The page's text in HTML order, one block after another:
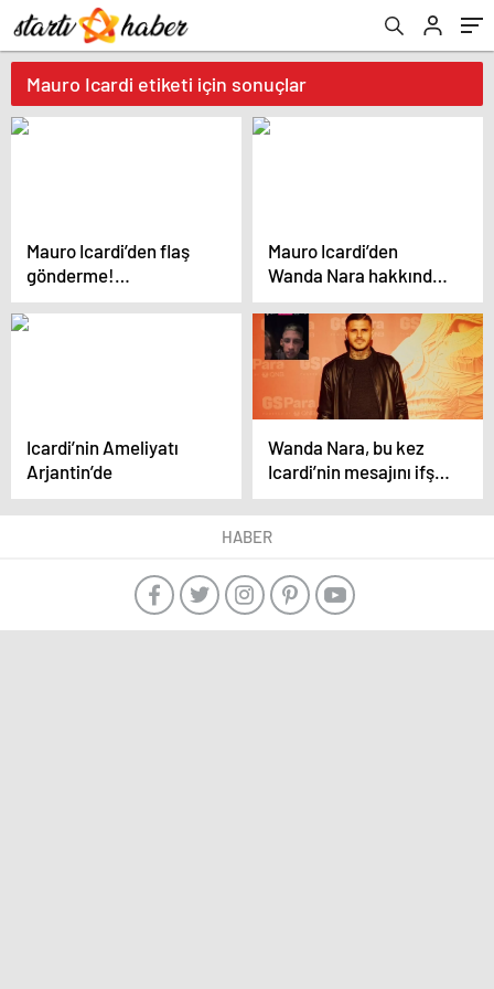
Mauro Icardi etiketi için sonuçlar
Mauro Icardi’den flaş
gönderme!
Fenerbahçelileri
kızdıracak
Mauro Icardi’den
Wanda Nara hakkında
yeni açıklama:
Çamurun içine döndü
Icardi’nin Ameliyatı
Arjantin’de
Wanda Nara, bu kez
Icardi’nin mesajını ifşa
etti: Sen benim zayıf
noktamsın
HABER